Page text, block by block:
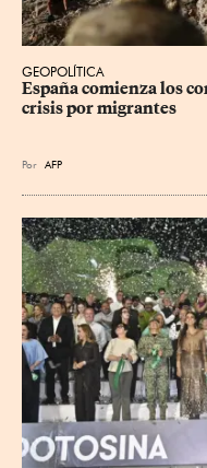
GEOPOLÍTICA
España comienza los
crisis por migrantes
Por AFP